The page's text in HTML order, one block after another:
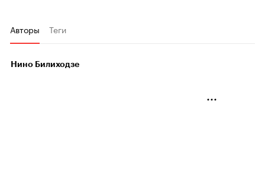
Авторы Теги
Нино Билиходзе